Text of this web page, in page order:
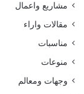
مشاريع واعمال
مقالات واراء
مناسبات
منوعات
وجهات ومعالم